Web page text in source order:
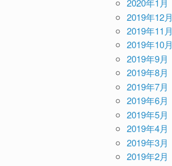
2020年1月
2019年12月
2019年11月
2019年10月
2019年9月
2019年8月
2019年7月
2019年6月
2019年5月
2019年4月
2019年3月
2019年2月